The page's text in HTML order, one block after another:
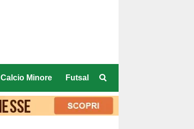
Calcio Minore Futsal